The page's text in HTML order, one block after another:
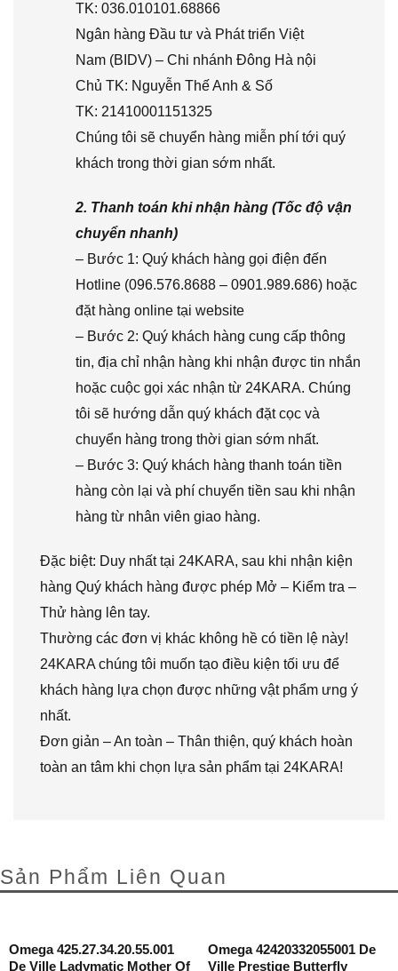
TK: 036.010101.68866
Ngân hàng Đầu tư và Phát triển Việt
Nam (BIDV) – Chi nhánh Đông Hà nội
Chủ TK: Nguyễn Thế Anh & Số
TK: 21410001151325
Chúng tôi sẽ chuyển hàng miễn phí tới quý
khách trong thời gian sớm nhất.
2. Thanh toán khi nhận hàng (Tốc độ vận
chuyển nhanh)
– Bước 1: Quý khách hàng gọi điện đến
Hotline (096.576.8688 – 0901.989.686) hoặc
đặt hàng online tại website
– Bước 2: Quý khách hàng cung cấp thông
tin, địa chỉ nhận hàng khi nhận được tin nhắn
hoặc cuộc gọi xác nhận từ 24KARA. Chúng
tôi sẽ hướng dẫn quý khách đặt cọc và
chuyển hàng trong thời gian sớm nhất.
– Bước 3: Quý khách hàng thanh toán tiền
hàng còn lại và phí chuyển tiền sau khi nhận
hàng từ nhân viên giao hàng.
Đặc biệt: Duy nhất tại 24KARA, sau khi nhận kiện
hàng Quý khách hàng được phép Mở – Kiểm tra –
Thử hàng lên tay.
Thường các đơn vị khác không hề có tiền lệ này!
24KARA chúng tôi muốn tạo điều kiện tối ưu để
khách hàng lựa chọn được những vật phẩm ưng ý
nhất.
Đơn giản – An toàn – Thân thiện, quý khách hoàn
toàn an tâm khi chọn lựa sản phẩm tại 24KARA!
Sản Phẩm Liên Quan
Omega 425.27.34.20.55.001
De Ville Ladymatic Mother Of
Omega 42420332055001 De
Ville Prestige Butterfly